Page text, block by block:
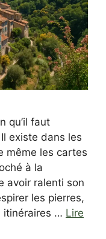
qu’il faut
existe dans les
même les cartes
à la
avoir ralenti son
les pierres,
itinéraires … Lire